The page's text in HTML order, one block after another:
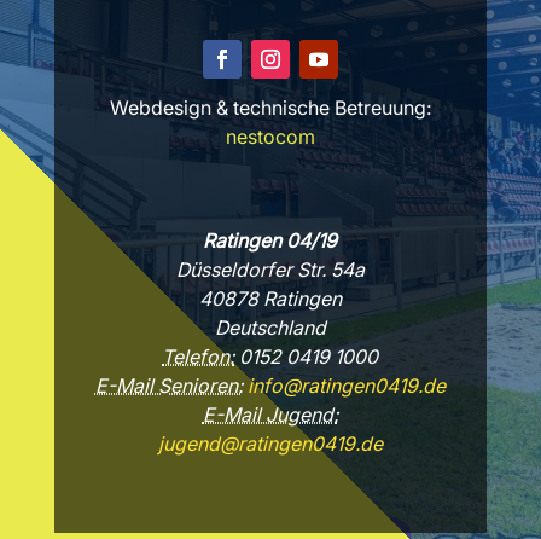
Webdesign & technische Betreuung:
nestocom
Ratingen 04/19
Düsseldorfer Str. 54a
40878 Ratingen
Deutschland
Telefon:0152 0419 1000
E-Mail Senioren:info@ratingen0419.de
E-Mail Jugend:
jugend@ratingen0419.de